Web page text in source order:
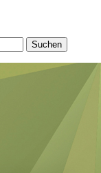
Suchen